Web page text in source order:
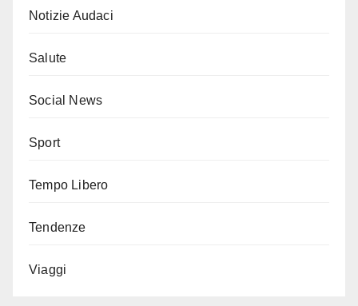
Notizie Audaci
Salute
Social News
Sport
Tempo Libero
Tendenze
Viaggi